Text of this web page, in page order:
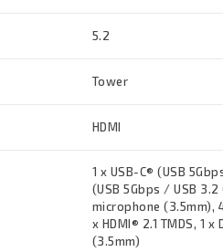
5.2
Tower
HDMI
1 x USB-C® (USB
(USB 5Gbps / USB
microphone (3.5mm),
x HDMI® 2.1 TMDS, 1
(3.5mm)